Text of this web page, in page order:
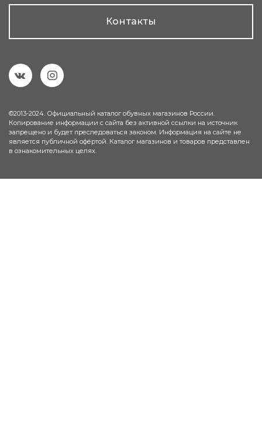
Контакты
©2013-2024. Официальный каталог обувных магазинов России.
Копирование информации с сайта без активной ссылки на источник
запрещено и будет преследоваться законом. Информация на сайте не
является публичной офёртой. Каталог магазинов и товаров представлен
в ознакомительных целях.